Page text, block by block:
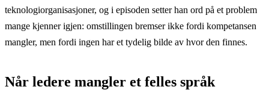
teknologiorganisasjoner, og i episoden setter han ord på et problem
mange kjenner igjen: omstillingen bremser ikke fordi kompetansen
mangler, men fordi ingen har et tydelig bilde av hvor den finnes.
Når ledere mangler et felles språk